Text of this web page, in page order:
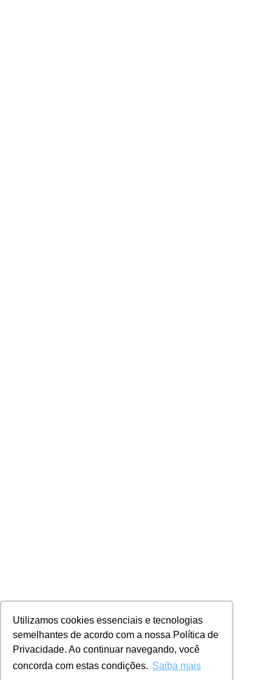
Utilizamos cookies essenciais e tecnologias
semelhantes de acordo com a nossa Política de
Privacidade. Ao continuar navegando, você
concorda com estas condições. Saiba mais